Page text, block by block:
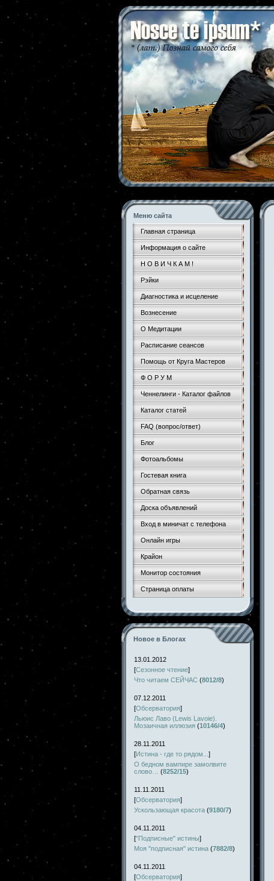
Меню сайта
Главная страница
Информация о сайте
Н О В И Ч К А М !
Рэйки
Диагностика и исцеление
Вознесение
О Медитации
Расписание сеансов
Помощь от Круга Мастеров
Ф О Р У М
Ченнелинги - Каталог файлов
Каталог статей
FAQ (вопрос/ответ)
Блог
Фотоальбомы
Гостевая книга
Обратная связь
Доска объявлений
Вход в миничат с телефона
Онлайн игры
Крайон
Монитор состояния
Страница оплаты
Новое в Блогах
13.01.2012
[Сезонное чтение]
Что читаем СЕЙЧАС (8012/8)
07.12.2011
[Обсерватория]
Льюис Лаво (Lewis Lavoie).
Мозаичная иллюзия (10146/4)
28.11.2011
[Истина - где то рядом... ]
О бедном вампире замолвите
слово…
(8252/15)
11.11.2011
[Обсерватория]
Ускользающая красота (9180/7)
04.11.2011
["Подписные" истины]
Моя "подписная" истина (7882/8)
04.11.2011
[Обсерватория]